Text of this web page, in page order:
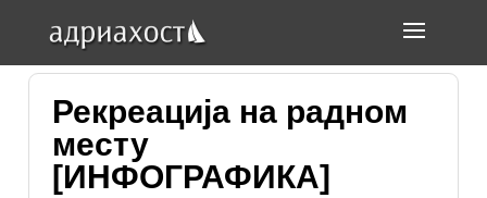
Рекреација на радном
месту
[ИНФОГРАФИКА]